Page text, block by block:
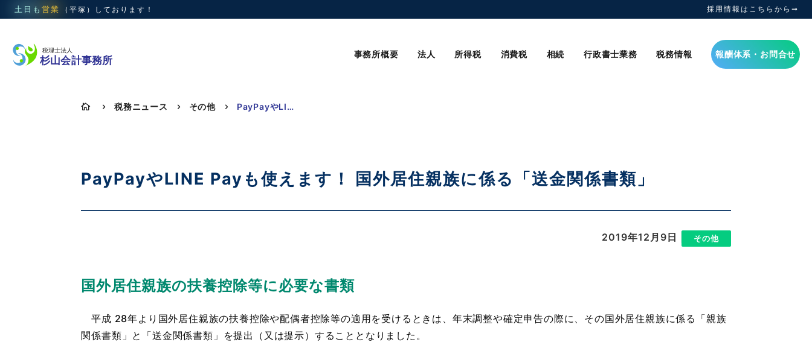
土日も 営業 （平塚） しております！ 採用情報はこちらから➞
事務所概要 法人 所得税 消費税 相続 行政書士業務 税務情報 報酬体系・お問合せ
 5 税務ニュース 5 その他 5 PayPayやLINE Payも使えます！ 国外居住親族に係る「送金関係書類」
PayPayやLINE Payも使えます！ 国外居住親族に係る「送金関係書類」
2019年12月9日 その他
国外居住親族の扶養控除等に必要な書類
平成 28年より国外居住親族の扶養控除や配偶者控除等の適用を受けるときは、年末調整や確定申告の際に、その国外居住親族に係る「親族
関係書類」と「送金関係書類」を提出（又は提示）することとなりました。